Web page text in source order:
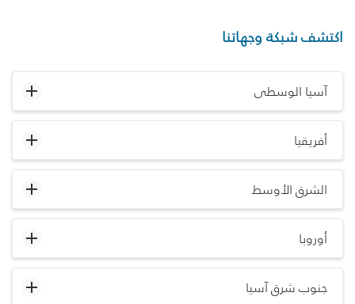
اكتشف شبكة وجهاتنا
آسيا الوسطى
أفريقيا
الشرق الأوسط
أوروبا
جنوب شرق آسيا